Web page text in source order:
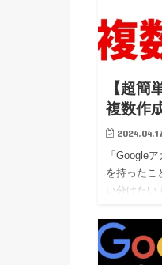
【超
複数作
「Google
を持ったこ
い分けたい
番号を…